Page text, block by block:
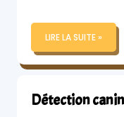
LIRE LA SUITE »
Détection